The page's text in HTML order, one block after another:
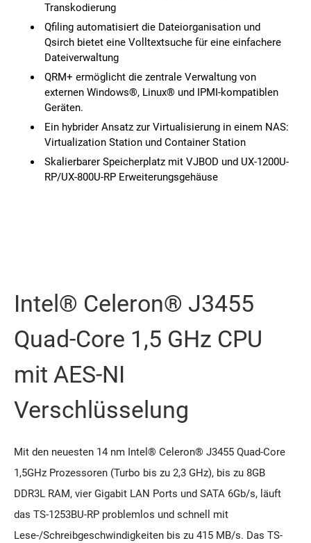
Transkodierung
Qfiling automatisiert die Dateiorganisation und
Qsirch bietet eine Volltextsuche für eine einfachere
Dateiverwaltung
QRM+ ermöglicht die zentrale Verwaltung von
externen Windows®, Linux® und IPMI-kompatiblen
Geräten.
Ein hybrider Ansatz zur Virtualisierung in einem NAS:
Virtualization Station und Container Station
Skalierbarer Speicherplatz mit VJBOD und UX-1200U-
RP/UX-800U-RP Erweiterungsgehäuse
Intel® Celeron® J3455
Quad-Core 1,5 GHz CPU
mit AES-NI
Verschlüsselung
Mit den neuesten 14 nm Intel® Celeron® J3455 Quad-Core
1,5GHz Prozessoren (Turbo bis zu 2,3 GHz), bis zu 8GB
DDR3L RAM, vier Gigabit LAN Ports und SATA 6Gb/s, läuft
das TS-1253BU-RP problemlos und schnell mit
Lese-/Schreibgeschwindigkeiten bis zu 415 MB/s. Das TS-